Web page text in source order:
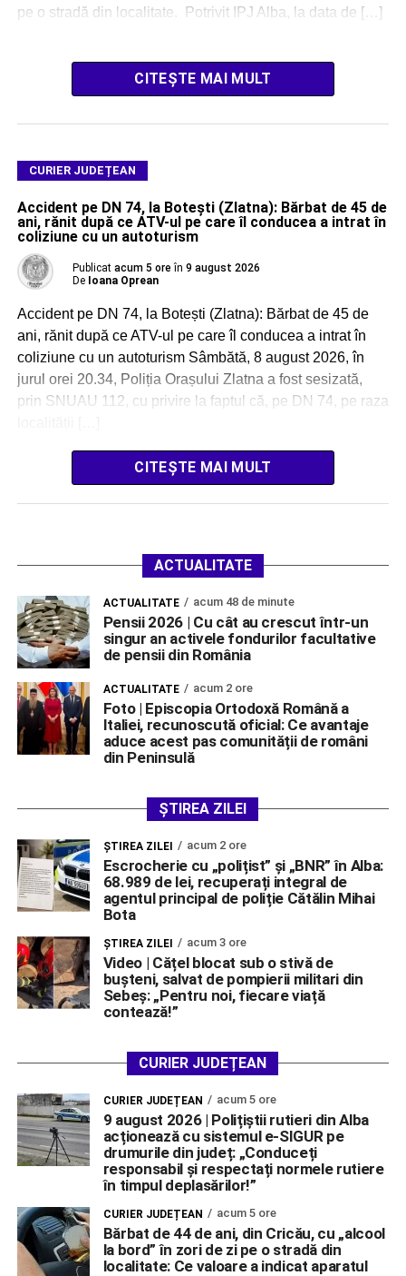
pe o stradă din localitate. Potrivit IPJ Alba, la data de […]
CITEȘTE MAI MULT
CURIER JUDEȚEAN
Accident pe DN 74, la Botești (Zlatna): Bărbat de 45 de
ani, rănit după ce ATV-ul pe care îl conducea a intrat în
coliziune cu un autoturism
Publicat acum 5 ore în 9 august 2026
De Ioana Oprean
Accident pe DN 74, la Botești (Zlatna): Bărbat de 45 de
ani, rănit după ce ATV-ul pe care îl conducea a intrat în
coliziune cu un autoturism Sâmbătă, 8 august 2026, în
jurul orei 20.34, Poliția Orașului Zlatna a fost sesizată,
prin SNUAU 112, cu privire la faptul că, pe DN 74, pe raza
CITEȘTE MAI MULT
ACTUALITATE
ACTUALITATE acum 48 de minute
Pensii 2026 | Cu cât au crescut într-un
singur an activele fondurilor facultative
de pensii din România
ACTUALITATE acum 2 ore
Foto | Episcopia Ortodoxă Română a
Italiei, recunoscută oficial: Ce avantaje
aduce acest pas comunității de români
din Peninsulă
ȘTIREA ZILEI
ŞTIREA ZILEI acum 2 ore
Escrocherie cu „polițist” și „BNR” în Alba:
68.989 de lei, recuperați integral de
agentul principal de poliție Cătălin Mihai
Bota
ŞTIREA ZILEI acum 3 ore
Video | Cățel blocat sub o stivă de
bușteni, salvat de pompierii militari din
Sebeș: „Pentru noi, fiecare viață
contează!”
CURIER JUDEȚEAN
CURIER JUDEȚEAN acum 5 ore
9 august 2026 | Polițiștii rutieri din Alba
acționează cu sistemul e-SIGUR pe
drumurile din județ: „Conduceți
responsabil și respectați normele rutiere
în timpul deplasărilor!”
CURIER JUDEȚEAN acum 5 ore
Bărbat de 44 de ani, din Cricău, cu „alcool
la bord” în zori de zi pe o stradă din
localitate: Ce valoare a indicat aparatul